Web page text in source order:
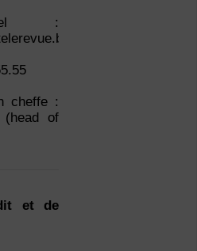
:
cheffe :
(head of
et de